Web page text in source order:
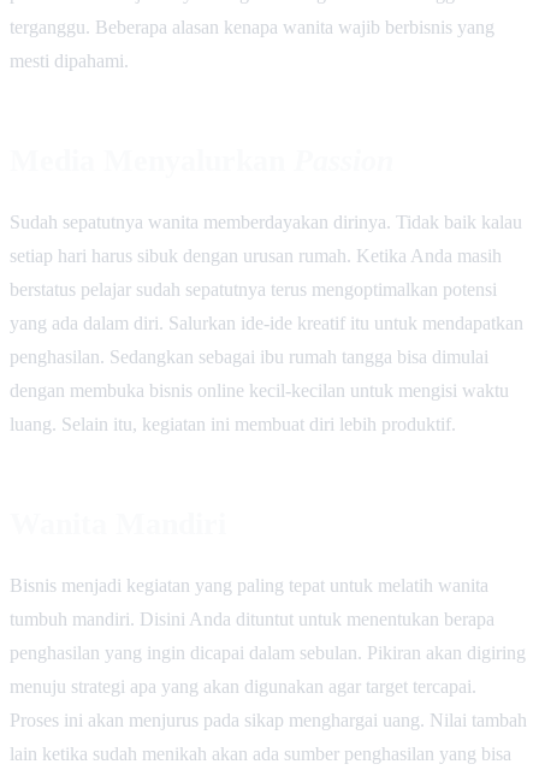
terganggu. Beberapa alasan kenapa wanita wajib berbisnis yang
mesti dipahami.
Sudah sepatutnya wanita memberdayakan dirinya. Tidak baik kalau
setiap hari harus sibuk dengan urusan rumah. Ketika Anda masih
berstatus pelajar sudah sepatutnya terus mengoptimalkan potensi
yang ada dalam diri. Salurkan ide-ide kreatif itu untuk mendapatkan
penghasilan. Sedangkan sebagai ibu rumah tangga bisa dimulai
dengan membuka bisnis online kecil-kecilan untuk mengisi waktu
luang. Selain itu, kegiatan ini membuat diri lebih produktif.
Bisnis menjadi kegiatan yang paling tepat untuk melatih wanita
tumbuh mandiri. Disini Anda dituntut untuk menentukan berapa
penghasilan yang ingin dicapai dalam sebulan. Pikiran akan digiring
menuju strategi apa yang akan digunakan agar target tercapai.
Proses ini akan menjurus pada sikap menghargai uang. Nilai tambah
lain ketika sudah menikah akan ada sumber penghasilan yang bisa